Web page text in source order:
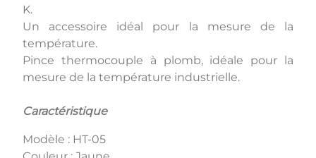
K.
Un accessoire idéal pour la mesure de la
température.
Pince thermocouple à plomb, idéale pour la
mesure de la température industrielle.
Caractéristique
Modèle : HT-05